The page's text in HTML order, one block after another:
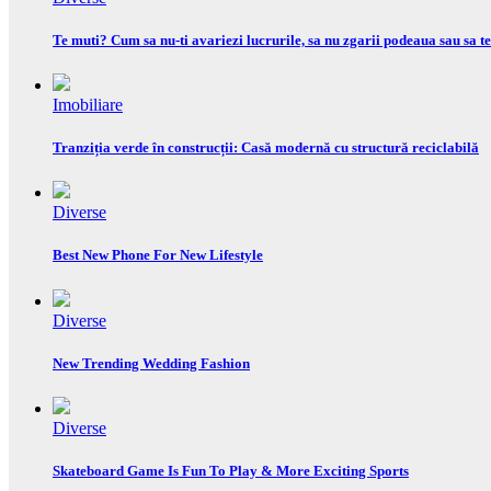
Te muti? Cum sa nu-ti avariezi lucrurile, sa nu zgarii podeaua sau sa
Imobiliare
Tranziția verde în construcții: Casă modernă cu structură reciclabilă
Diverse
Best New Phone For New Lifestyle
Diverse
New Trending Wedding Fashion
Diverse
Skateboard Game Is Fun To Play & More Exciting Sports